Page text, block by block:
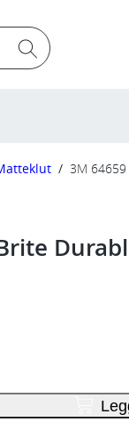
/ 3M 64659